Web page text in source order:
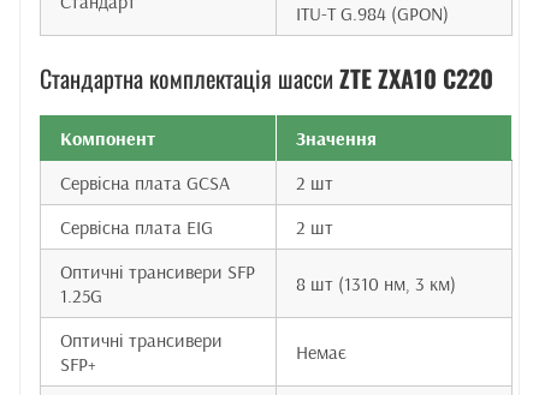
ITU-T G.984 (GPON)
Стандартна комплектація шасси ZTE ZXA10 C220
Компонент
Значення
Сервісна плата GCSA
2 шт
Сервісна плата EIG
2 шт
Оптичні трансивери SFP
1.25G
8 шт (1310 нм, 3 км)
Оптичні трансивери
SFP+
Немає